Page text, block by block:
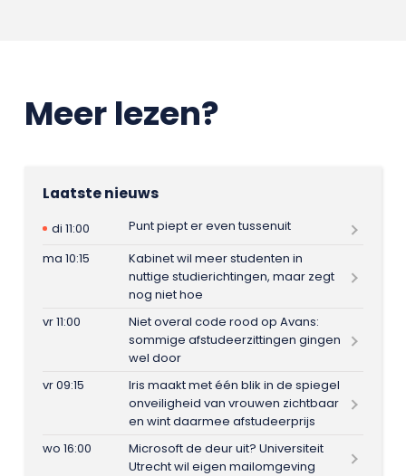
Meer lezen?
Laatste nieuws
di 11:00
Punt piept er even tussenuit
ma 10:15
Kabinet wil meer studenten in
nuttige studierichtingen, maar zegt
nog niet hoe
vr 11:00
Niet overal code rood op Avans:
sommige afstudeerzittingen gingen
wel door
vr 09:15
Iris maakt met één blik in de spiegel
onveiligheid van vrouwen zichtbaar
en wint daarmee afstudeerprijs
wo 16:00
Microsoft de deur uit? Universiteit
Utrecht wil eigen mailomgeving